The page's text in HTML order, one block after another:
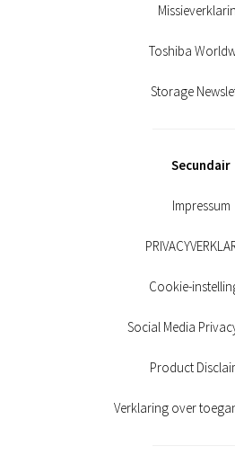
Toshiba
Storage
Secundair
Impressum
Cookie-
Social Media
Product
Verklaring over